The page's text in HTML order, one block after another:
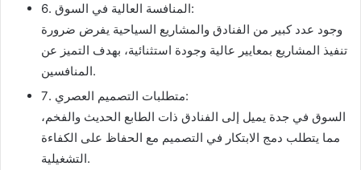
6. المنافسة العالية في السوق:
وجود عدد كبير من الفنادق والمشاريع السياحية يفرض ضرورة
تنفيذ المشاريع بمعايير عالية وجودة استثنائية، بهدف التميز عن
المنافسين.
7. متطلبات التصميم العصري:
السوق في جدة يميل إلى الفنادق ذات الطابع الحديث والفخم،
مما يتطلب دمج الابتكار في التصميم مع الحفاظ على الكفاءة
التشغيلية.